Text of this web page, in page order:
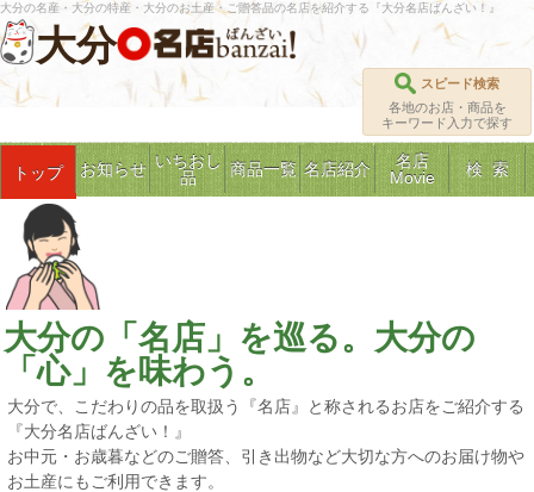
大分の名産・大分の特産・大分のお土産・ご贈答品の名店を紹介する『大分名店ばんざい！』
大分
スピード検索
各地のお店・商品を
キーワード入力で探す
トップ お知らせ いちおし
品
商品一覧 名店紹介
名店
Movie
検 索
大分の「名店」を巡る。大分の
「心」を味わう。
大分で、こだわりの品を取扱う『名店』と称されるお店をご紹介する
『大分名店ばんざい！』
お中元・お歳暮などのご贈答、引き出物など大切な方へのお届け物や
お土産にもご利用できます。